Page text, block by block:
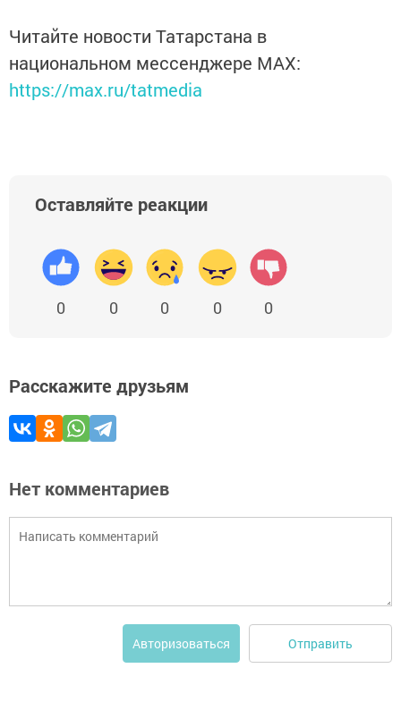
Читайте новости Татарстана в
национальном мессенджере MАХ:
https://max.ru/tatmedia
Оставляйте реакции
0 0 0 0 0
Расскажите друзьям
Нет комментариев
Авторизоваться Отправить